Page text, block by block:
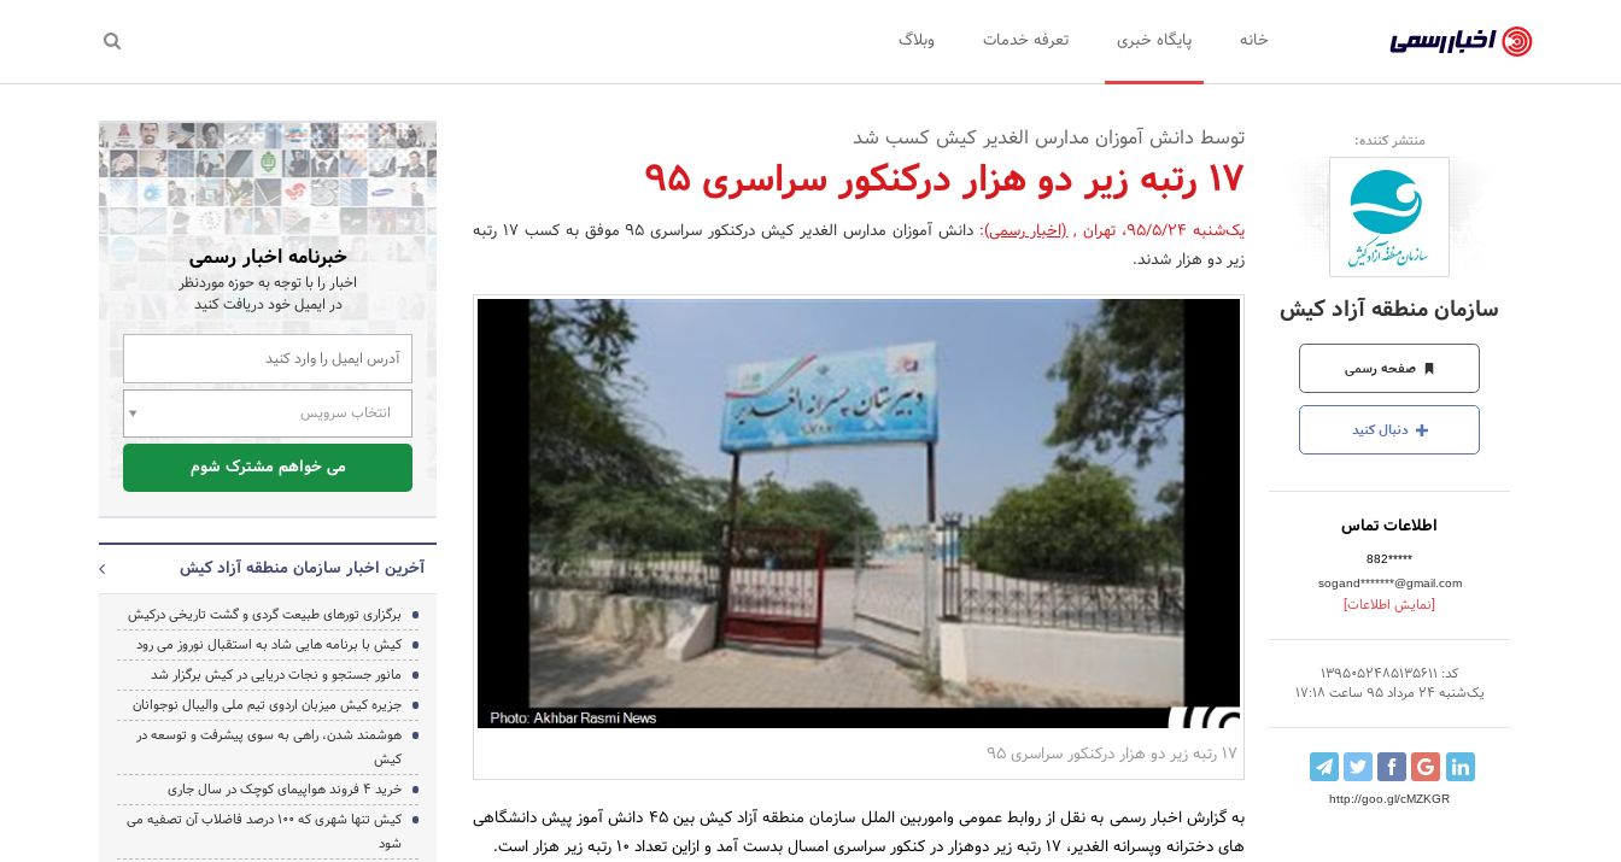
رسمی
-
اخبار
تایید
شده
شرکت‌ها،
سازمان‌ها
و
روابط
عمومی‌ها
خانه پایگاه خبری تعرفه خدمات وبلاگ
جستجو
منتشر کننده:
سازمان منطقه آزاد کیش
صفحه رسمی
دنبال کنید
اطلاعات تماس
882*****
sogand*******@gmail.com
[نمایش اطلاعات]
کد: 1395052485135611
یک‌شنبه 24 مرداد 95 ساعت 17:18
http://goo.gl/cMZKGR
توسط دانش آموزان مدارس الغدیر کیش کسب شد
17 رتبه زیر دو هزار درکنکور سراسری 95
یک‌شنبه 95/5/24 ، تهران ,(اخبار رسمی):
دانش آموزان مدارس الغدیر کیش درکنکور سراسری 95 موفق به کسب 17 رتبه
زیر دو هزار شدند.
17 رتبه زیر دو هزار درکنکور سراسری 95
به گزارش اخبار رسمی به نقل از روابط عمومی واموربین الملل سازمان منطقه آزاد کیش بین 45 دانش آموز پیش دانشگاهی
های دخترانه وپسرانه الغدیر،‌ 17 رتبه زیر دوهزار در کنکور سراسری امسال بدست آمد و ازاین تعداد 10 رتبه زیر هزار است.
خبرنامه اخبار رسمی
اخبار را با توجه به حوزه موردنظر
در ایمیل خود دریافت کنید
انتخاب سرویس
می خواهم مشترک شوم
آخرین اخبار سازمان منطقه آزاد کیش
برگزاری تورهای طبیعت گردی و گشت تاریخی درکیش
کیش با برنامه هایی شاد به استقبال نوروز می رود
مانور جستجو و نجات دریایی در کیش برگزار شد
جزیره کیش میزبان اردوی تیم ملی والیبال نوجوانان
هوشمند شدن، راهی به سوی پیشرفت و توسعه در
کیش
خرید 4 فروند هواپیمای کوچک در سال جاری
کیش تنها شهری که 100 درصد فاضلاب آن تصفیه می
شود